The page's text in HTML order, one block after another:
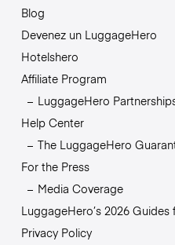
Blog
Devenez un LuggageHero
Hotelshero
Affiliate Program
LuggageHero
Help Center
The LuggageHero
For the Press
Media Coverage
LuggageHero’s 2026 Guides
Privacy Policy